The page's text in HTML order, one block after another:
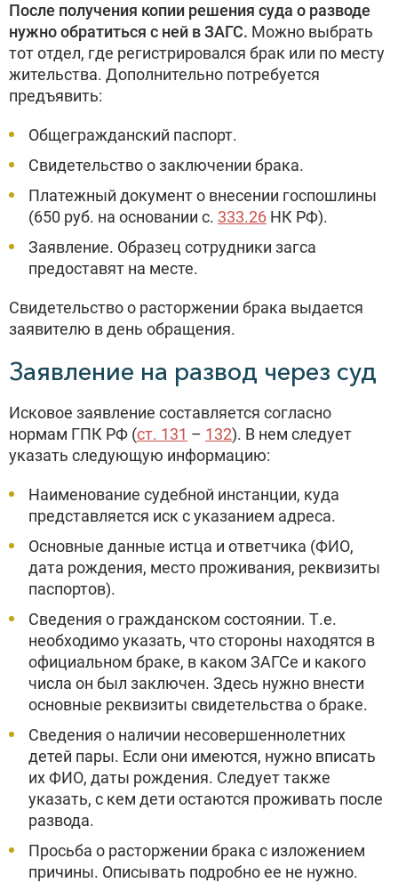
После получения копии решения суда о разводе
нужно обратиться с ней в ЗАГС. Можно выбрать
тот отдел, где регистрировался брак или по месту
жительства. Дополнительно потребуется
предъявить:
Общегражданский паспорт.
Свидетельство о заключении брака.
Платежный документ о внесении госпошлины
(650 руб. на основании с. 333.26 НК РФ).
Заявление. Образец сотрудники загса
предоставят на месте.
Свидетельство о расторжении брака выдается
заявителю в день обращения.
Заявление на развод через суд
Исковое заявление составляется согласно
нормам ГПК РФ (ст. 131 – 132). В нем следует
указать следующую информацию:
Наименование судебной инстанции, куда
представляется иск с указанием адреса.
Основные данные истца и ответчика (ФИО,
дата рождения, место проживания, реквизиты
паспортов).
Сведения о гражданском состоянии. Т.е.
необходимо указать, что стороны находятся в
официальном браке, в каком ЗАГСе и какого
числа он был заключен. Здесь нужно внести
основные реквизиты свидетельства о браке.
Сведения о наличии несовершеннолетних
детей пары. Если они имеются, нужно вписать
их ФИО, даты рождения. Следует также
указать, с кем дети остаются проживать после
развода.
Просьба о расторжении брака с изложением
причины. Описывать подробно ее не нужно.